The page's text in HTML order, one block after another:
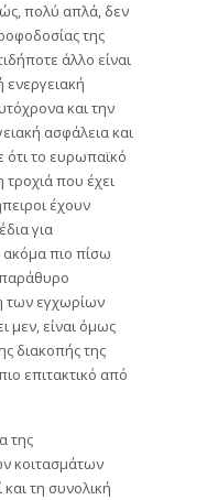
πολύ απλά, δεν
της
άλλο είναι
ενεργειακή
και την
ασφάλεια και
ότι το ευρωπαϊκό
που έχει
έχουν
για
πιο πίσω
των εγχωρίων
μεν, είναι όμως
διακοπής της
επιτακτικό από
της
κοιτασμάτων
τη συνολική